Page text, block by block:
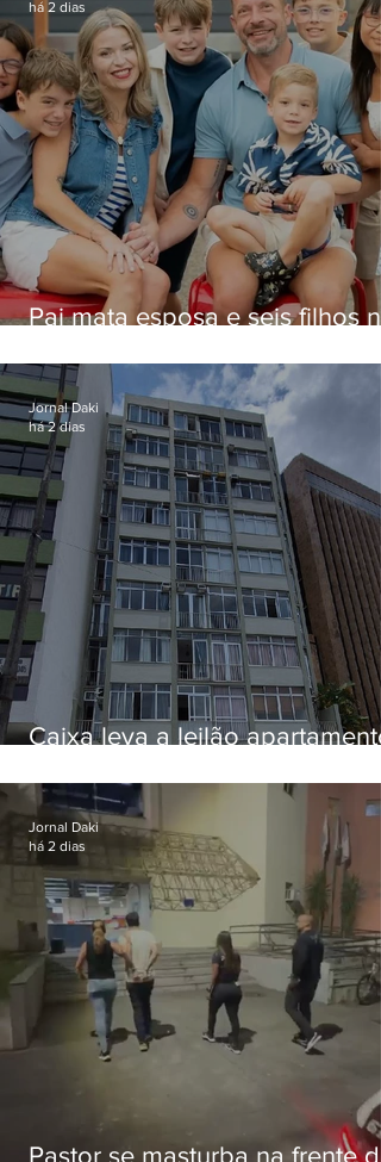
Pai mata esposa e seis filhos
há 2 dias
Caixa leva a leilão apartamento
Botafogo
Jornal Daki
há 2 dias
Pastor se masturba na frente de
Jornal Daki
há 2 dias